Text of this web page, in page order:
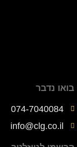
בואו נדבר
074-7040084
info@clg.co.il